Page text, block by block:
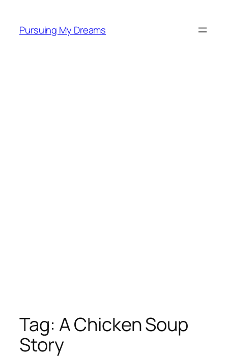
content
Pursuing My Dreams
Tag: A Chicken Soup
Story